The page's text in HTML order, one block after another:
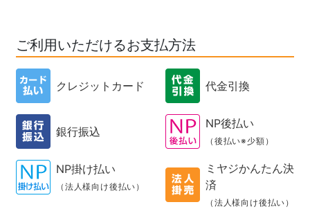
ご利用いただけるお支払方法
クレジットカード 代金引換
銀行振込
NP後払い
（後払い※少額）
NP掛け払い
（法人様向け後払い）
ミヤジかんたん決
済
（法人様向け後払い）